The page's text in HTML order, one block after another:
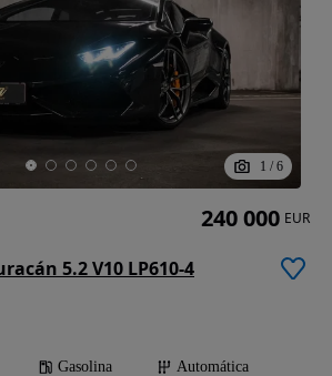
1 / 6
5.2 V10 LP610-4
Gasolina
Automática
240 000 EUR